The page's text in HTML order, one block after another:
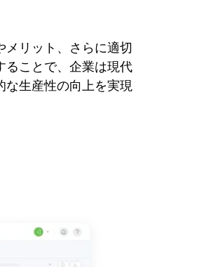
リット、さらに適切
ることで、企業は現代
な生産性の向上を実現